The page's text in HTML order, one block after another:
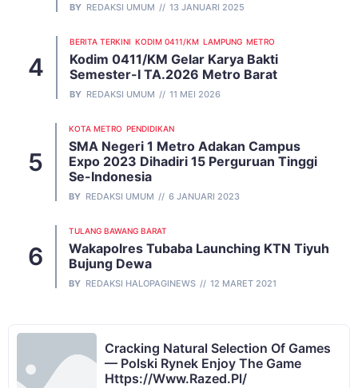
BY REDAKSI UMUM 13 JANUARI 2025
BERITA TERKINI KODIM 0411/KM LAMPUNG METRO
Kodim 0411/KM Gelar Karya Bakti
Semester-I TA.2026 Metro Barat
BY REDAKSI UMUM 11 MEI 2026
KOTA METRO PENDIDIKAN
SMA Negeri 1 Metro Adakan Campus
Expo 2023 Dihadiri 15 Perguruan Tinggi
Se-Indonesia
BY REDAKSI UMUM 6 JANUARI 2023
TULANG BAWANG BARAT
Wakapolres Tubaba Launching KTN Tiyuh
Bujung Dewa
BY REDAKSI HALOPAGINEWS 12 MARET 2021
Cracking Natural Selection Of Games
— Polski Rynek Enjoy The Game
Https://www.razed.pl/